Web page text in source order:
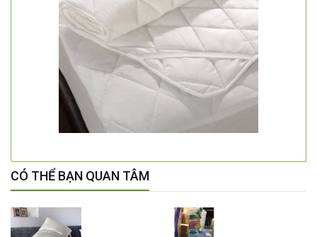
CÓ THỂ BẠN QUAN TÂM